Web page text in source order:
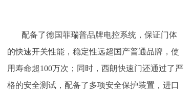
配备了德国菲瑞普品牌电控系统，保证门体
的快速开关性能，稳定性远超国产普通品牌，使
用寿命超100万次；同时，西朗快速门还通过了严
格的安全测试，配备了多项安全保护装置，进口